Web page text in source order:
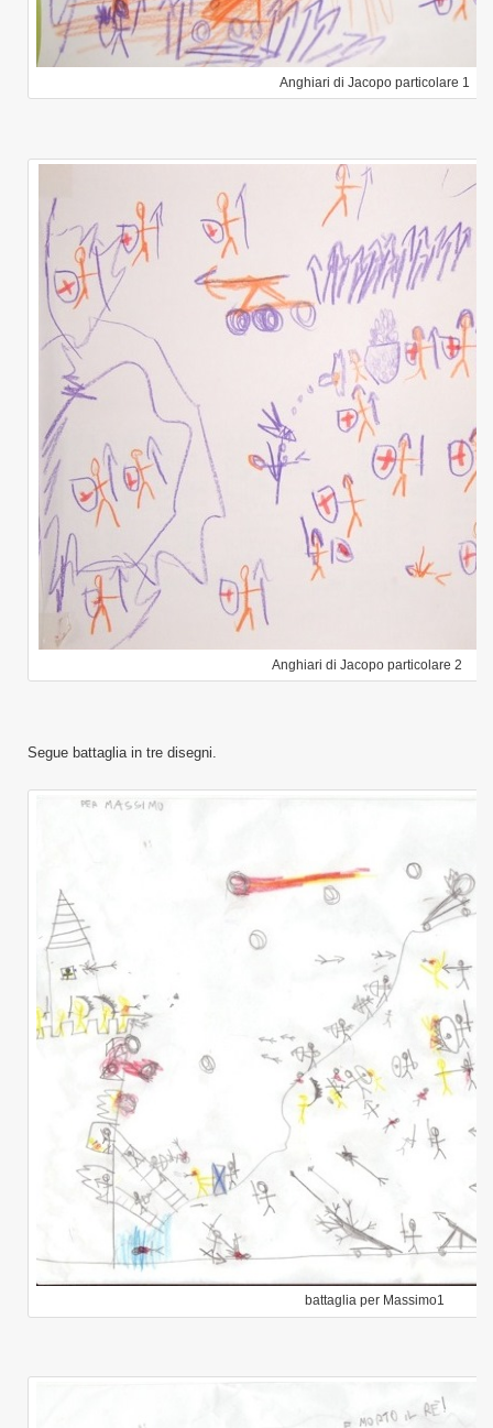
Anghiari di Jacopo particolare 1
Anghiari di Jacopo particolare 2
Segue battaglia in tre disegni.
battaglia per Massimo1